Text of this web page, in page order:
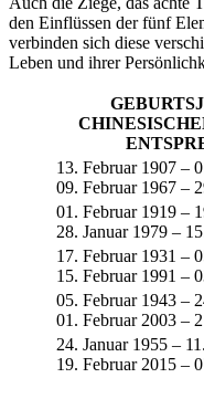
den Einflüssen der fünf
verbinden sich diese
Leben und ihrer
13. Februar 1907 –
09. Februar 1967 –
01. Februar 1919 –
28. Januar 1979 –
17. Februar 1931 –
15. Februar 1991 –
05. Februar 1943 –
01. Februar 2003 –
24. Januar 1955 –
19. Februar 2015 –